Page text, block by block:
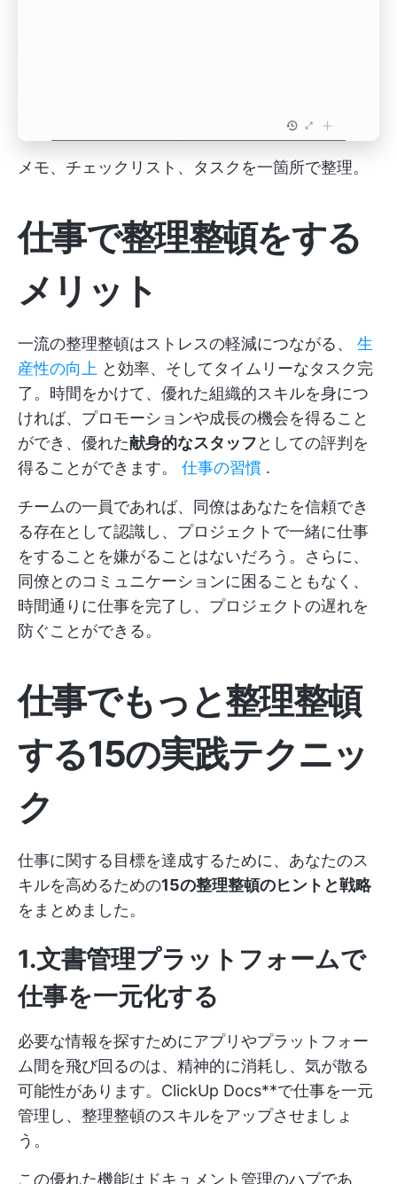
メモ、チェックリスト、タスクを一箇所で整理。
仕事で整理整頓をする
メリット
一流の整理整頓はストレスの軽減につながる、 生
産性の向上 と効率、そしてタイムリーなタスク完
了。時間をかけて、優れた組織的スキルを身につ
ければ、プロモーションや成長の機会を得ること
ができ、優れた献身的なスタッフとしての評判を
得ることができます。 仕事の習慣 .
チームの一員であれば、同僚はあなたを信頼でき
る存在として認識し、プロジェクトで一緒に仕事
をすることを嫌がることはないだろう。さらに、
同僚とのコミュニケーションに困ることもなく、
時間通りに仕事を完了し、プロジェクトの遅れを
防ぐことができる。
仕事でもっと整理整頓
する15の実践テクニッ
ク
仕事に関する目標を達成するために、あなたのス
キルを高めるための15の整理整頓のヒントと戦略
をまとめました。
1.文書管理プラットフォームで
仕事を一元化する
必要な情報を探すためにアプリやプラットフォー
ム間を飛び回るのは、精神的に消耗し、気が散る
可能性があります。ClickUp Docs**で仕事を一元
管理し、整理整頓のスキルをアップさせましょ
う。
この優れた機能はドキュメント管理のハブであ